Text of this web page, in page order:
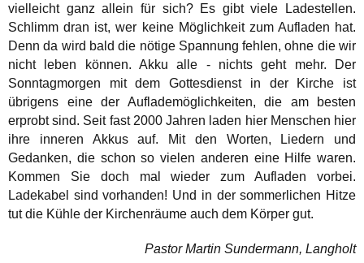
vielleicht ganz allein für sich? Es gibt viele Ladestellen.
Schlimm dran ist, wer keine Möglichkeit zum Aufladen hat.
Denn da wird bald die nötige Spannung fehlen, ohne die wir
nicht leben können. Akku alle - nichts geht mehr. Der
Sonntagmorgen mit dem Gottesdienst in der Kirche ist
übrigens eine der Auflademöglichkeiten, die am besten
erprobt sind. Seit fast 2000 Jahren laden hier Menschen hier
ihre inneren Akkus auf. Mit den Worten, Liedern und
Gedanken, die schon so vielen anderen eine Hilfe waren.
Kommen Sie doch mal wieder zum Aufladen vorbei.
Ladekabel sind vorhanden! Und in der sommerlichen Hitze
tut die Kühle der Kirchenräume auch dem Körper gut.
Pastor Martin Sundermann, Langholt